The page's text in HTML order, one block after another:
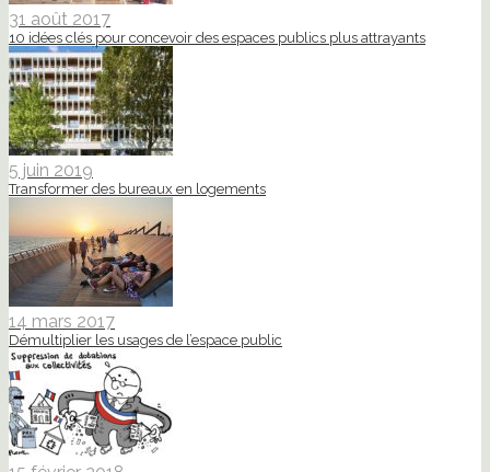
31 août 2017
10 idées clés pour concevoir des espaces publics plus attrayants
5 juin 2019
Transformer des bureaux en logements
14 mars 2017
Démultiplier les usages de l’espace public